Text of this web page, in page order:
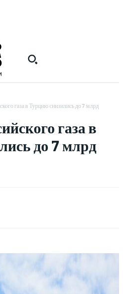
газа в Турцию снизились до 7 млрд
газа в
до 7 млрд